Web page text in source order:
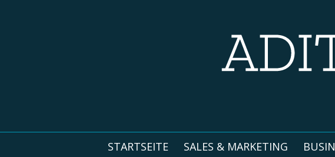
STARTSEITE SALES & MARKETING